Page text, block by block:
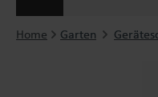
Home Garten